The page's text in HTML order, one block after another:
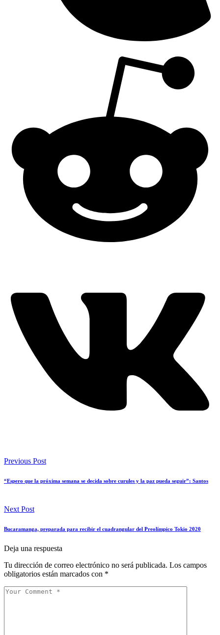
Previous Post
“Espero que la próxima semana se decida sobre curules y la paz pueda seguir”: Santos
Next Post
Bucaramanga, preparada para recibir el cuadrangular del Preolímpico Tokio 2020
Deja una respuesta
Tu dirección de correo electrónico no será publicada. Los campos
obligatorios están marcados con *